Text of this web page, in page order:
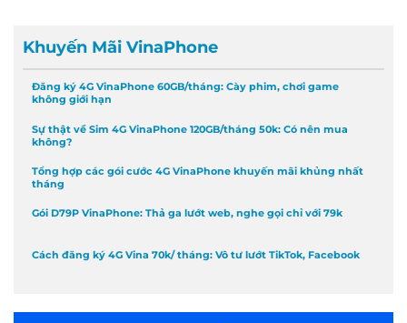
Khuyến Mãi VinaPhone
Đăng ký 4G VinaPhone 60GB/tháng: Cày phim, chơi game
không giới hạn
Sự thật về Sim 4G VinaPhone 120GB/tháng 50k: Có nên mua
không?
Tổng hợp các gói cước 4G VinaPhone khuyến mãi khủng nhất
tháng
Gói D79P VinaPhone: Thả ga lướt web, nghe gọi chỉ với 79k
Cách đăng ký 4G Vina 70k/ tháng: Vô tư lướt TikTok, Facebook